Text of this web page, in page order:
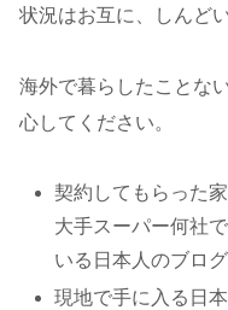
状況はお互に、しんどい
海外で暮らしたことな
心してください。
契約してもらった
大手スーパー何社
いる日本人のブロ
現地で手に入る日